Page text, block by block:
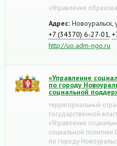
«Управление
Адрес: Новоуральск,
+7 (34370) 6-27-01
http://uo.adm-ngo.ru
«Управление
по городу
социальной
территориальный
государственной
«Управление
социальной политики
по городу